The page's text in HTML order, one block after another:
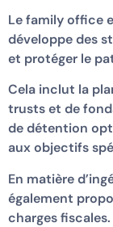
Le family office
développe des
et protéger le
Cela inclut la
trusts et de
de détention
aux objectifs
En matière
également
charges